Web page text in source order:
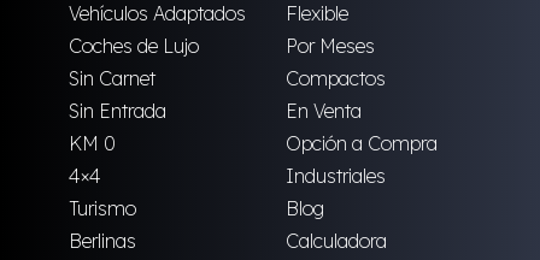
Vehículos Adaptados
Flexible
Coches de Lujo
Por Meses
Sin Carnet
Compactos
Sin Entrada
En Venta
KM 0
Opción a Compra
4×4
Industriales
Turismo
Blog
Berlinas
Calculadora